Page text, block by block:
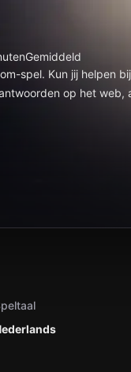
Gemiddeld
spel. Kun jij helpen
op het web,